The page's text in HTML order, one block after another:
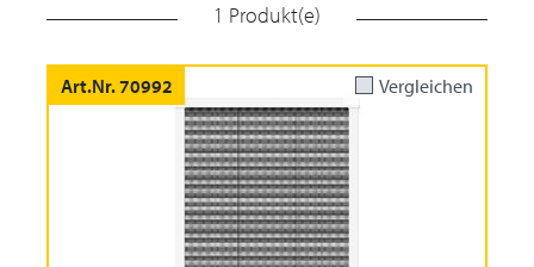
1 Produkt(e)
Art.Nr. 70992 Vergleichen